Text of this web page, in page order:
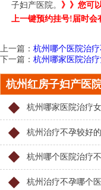
子妇产医院。 》》您可
上一键预约挂号!届时会
上一篇： 杭州哪个医院治
下一篇： 杭州哪家医院治
杭州红房子妇产医
杭州哪家医院治疗
杭州治疗不孕较好
杭州哪个医院治疗
杭州治疗不孕哪个